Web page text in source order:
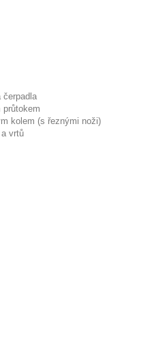
čerpadla
průtokem
kolem (s řeznými noži)
a vrtů